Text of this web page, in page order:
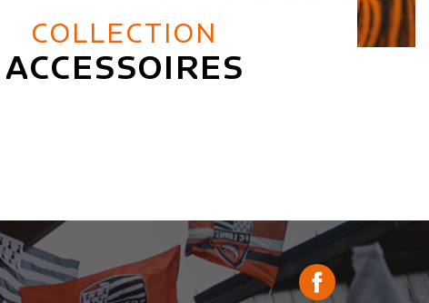
COLLECTION
ACCESSOIRES